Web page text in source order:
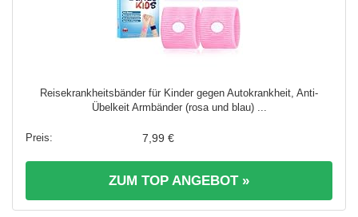
Reisekrankheitsbänder für Kinder gegen Autokrankheit, Anti-
Übelkeit Armbänder (rosa und blau) ...
7,99 €
ZUM TOP ANGEBOT »